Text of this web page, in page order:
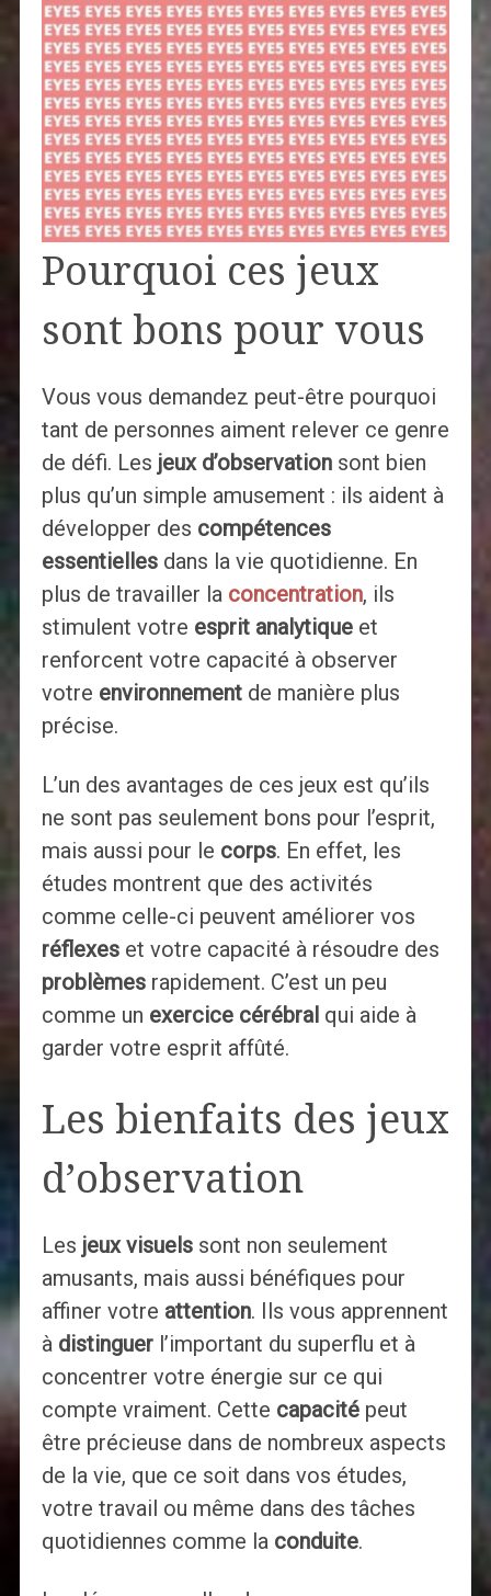
Pourquoi ces jeux
sont bons pour vous
Vous vous demandez peut-être pourquoi
tant de personnes aiment relever ce genre
de défi. Les jeux d’observationsont bien
plus qu’un simple amusement : ils aident à
développer des compétences
essentiellesdans la vie quotidienne. En
plus de travailler la concentration, ils
stimulent votre esprit analytiqueet
renforcent votre capacité à observer
votre environnementde manière plus
précise.
L’un des avantages de ces jeux est qu’ils
ne sont pas seulement bons pour l’esprit,
mais aussi pour le corps. En effet, les
études montrent que des activités
comme celle-ci peuvent améliorer vos
réflexeset votre capacité à résoudre des
problèmesrapidement. C’est un peu
comme un exercice cérébral qui aide à
garder votre esprit affûté.
Les bienfaits des jeux
d’observation
Les jeux visuelssont non seulement
amusants, mais aussi bénéfiques pour
affiner votre attention. Ils vous apprennent
à distinguerl’important du superflu et à
concentrer votre énergie sur ce qui
compte vraiment. Cette capacitépeut
être précieuse dans de nombreux aspects
de la vie, que ce soit dans vos études,
votre travail ou même dans des tâches
quotidiennes comme la conduite.